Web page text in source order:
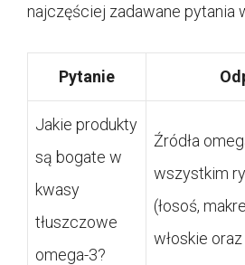
najczęściej zadawane pytania
Pytanie
Jakie produkty
są bogate w
kwasy
tłuszczowe
omega-3?
Źródła
wszystkim
(łosoś,
włoskie